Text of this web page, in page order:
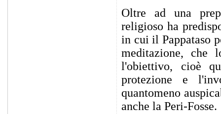
Oltre ad una
religioso ha
in cui il Pappataso
meditazione, che
l'obiettivo, cioè
protezione e
quantomeno
anche la Peri-Fosse.